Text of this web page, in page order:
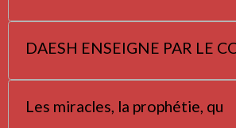
DAESH ENSEIGNE PAR LE
Les miracles, la prophétie, qu